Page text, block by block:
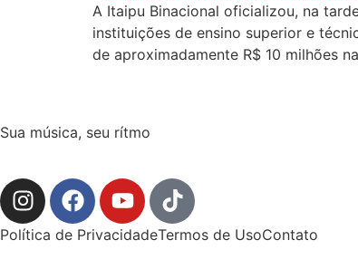
A Itaipu Binacional oficializou, na
instituições de ensino superior e
de aproximadamente R$ 10 milhões
Sua música, seu rítmo
Política de PrivacidadeTermos de UsoContato